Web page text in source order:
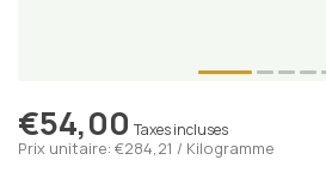
€54,00 Taxes incluses
Prix unitaire: €284,21 / Kilogramme